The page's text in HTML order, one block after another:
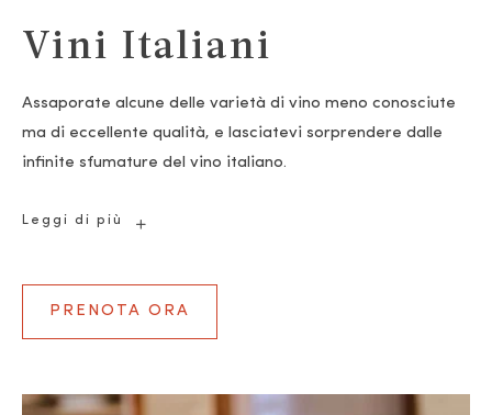
Vini Italiani
Assaporate alcune delle varietà di vino meno conosciute
ma di eccellente qualità, e lasciatevi sorprendere dalle
infinite sfumature del vino italiano.
Leggi di più
Vini
PRENOTA ORA